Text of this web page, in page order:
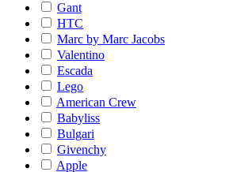
Gant
HTC
Marc by Marc Jacobs
Valentino
Escada
Lego
American Crew
Babyliss
Bulgari
Givenchy
Apple